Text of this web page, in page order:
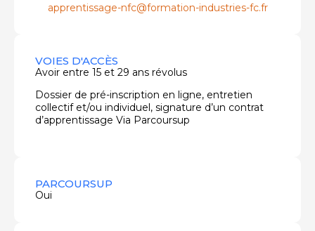
apprentissage-nfc@formation-industries-fc.fr
VOIES D'ACCÈS
Avoir entre 15 et 29 ans révolus
Dossier de pré-inscription en ligne, entretien
collectif et/ou individuel, signature d’un contrat
d’apprentissage Via Parcoursup
PARCOURSUP
Oui